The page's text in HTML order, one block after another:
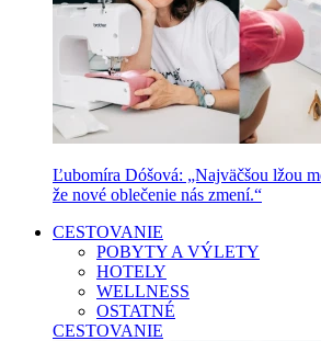
Ľubomíra Dóšová: „Najväčšou lžou
že nové oblečenie nás zmení.“
CESTOVANIE
POBYTY A VÝLETY
HOTELY
WELLNESS
OSTATNÉ
CESTOVANIE